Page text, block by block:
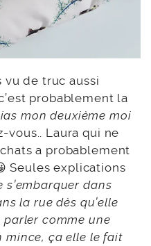
vu de truc aussi
probablement la
mon deuxième moi
vous.. Laura qui ne
a probablement
Seules explications
s’embarquer dans
la rue dès qu’elle
comme une
mince, ça elle le fait